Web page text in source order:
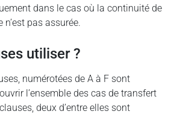
dans le cas où la continuité de
pas assurée.
utiliser ?
numérotées de A à F sont
l’ensemble des cas de transfert
deux d’entre elles sont